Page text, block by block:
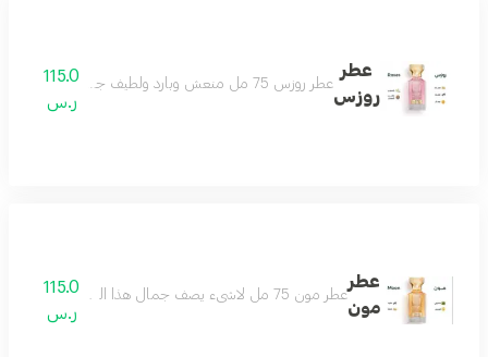
عطر
روزس
عطر روزس 75 مل منعش وبارد ولطيف جداً أنثوي بامتياز عطر الأنوثة والجمال جميل كل وقت ولكل ذوق عطر لا تختلف عليه أي أنثى مكونات العطر الياسمين المسك الصندل الفانيلا البرتقال
115.0
ر.س
عطر
مون
عطر مون 75 مل لاشىء يصف جمال هذا العطر سوى أنه ( تحفه ) مليىء بالجمال والتفرد واللطف والأناقة عطر يزيد الجمال ، عطر هادىء لطيف رائع ومميزمكونات العطر : المسك - الفانيلا - الليمون - الباتشولي
115.0
ر.س